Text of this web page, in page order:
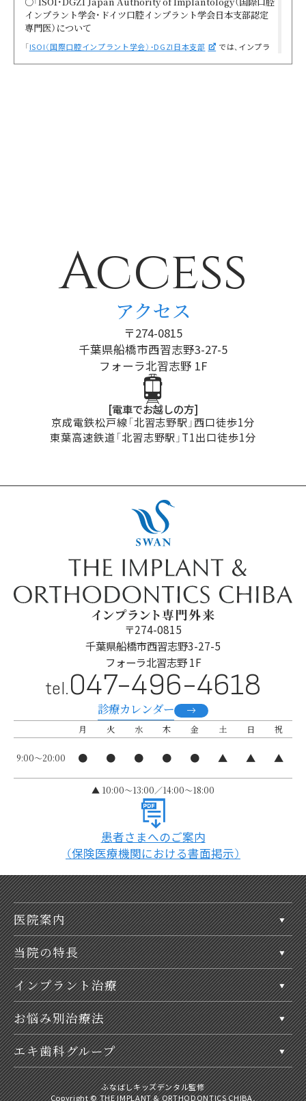
インプラント学会・ドイツ口腔インプラント学会日本支部認定
専門医）について
「ISOI（国際口腔インプラント学会）・DGZI日本支部
では、インプラ
ント医療の水準の維持・向上を図り、国民に適切な医療を提供するため
認定制度規約
」をご覧ください。
ISOI：International Society of Oral Implantology
DGZI：Deutsche Gesellschaft für Zahnärztliche Implantologie
○「The International Congress of Oral Implantologists
Diplomate Fellowship （国際インプラント学会指導医）」につ
一般社団法人 ICOI（国際インプラント学会＝The International
Congress of Oral Implantologists）
いて一定の知識・技術を有しており、適切な診断と治療を行なえる歯科
医師・歯科技工士に対して、「Diplomate Fellowship （指導医）」の資
格を与えています。
・ICOIのActive Memberである。
・最終補綴物を装着後、1年間以上経過しているインプラントが120症例
・過去5年間にICOI学術大会に2回以上参加している。
・過去5年間に生涯研修クレジット時間が250時間以上ある。
・過去5年間にICOI学術大会で2回以上、ポスター、口演、テーブルクリニ
ック発表をしている。
など
◦「Diplomate Fellowship （指導医）」資格保持の条件
・5年ごとに認定の更新を行なう。
・Diplomate Fellowship 資格取得後、継続してICOIのActive Member
・生涯研修クレジットが100時間（うちICOI学術大会参加50時間以上必
修）である。
・ICOI学術大会に1回以上参加する。
・ICOI学術大会でポスター、口演、テーブルクリニック発表を2回以上す
など
ICOI：International Congress of Oral Implantologists
○「インビザラインドクター」について
インビザラインジャパン株式会社は、実践的な内容のコースを受講し、
マウスピース型矯正装置（インビザライン）による治療に必要な知識を
えています。日本国内の歯科医師免許を有しており、5年以上矯正治療
の経験があるなどの受講要件があります。詳しくは「インビザライン・
システム導入コース
」をご確認ください。
○「歯科医師臨床研修指導医」について
厚生労働省は、診療に従事しようとする歯科医師に対し、厚生労働大臣
の指定する病院・診療所などにおいて臨床研修を受けることを義務付
ける「歯科医師臨床研修制度
」を設けています。その研修歯科医に、
一般歯科診療について的確に指導し、適正に評価を行なえる歯科医師
に「歯科医師臨床研修指導医」の資格を与えています。
◦「歯科医師臨床研修指導医」資格取得の条件
・適切な指導体制を有している。
・7年以上の臨床経験を有し、指導歯科医講習会を受講している。また
は、5年以上の臨床経験と日本歯科医学会・専門分科会の認定医・専門医
Access
アクセス
〒274-0815
千葉県船橋市西習志野3-27-5
フォーラ北習志野 1F
[電車でお越しの方]
京成電鉄松戸線「北習志野駅」西口徒歩1分
東葉高速鉄道「北習志野駅」T1出口徒歩1分
〒274-0815
千葉県船橋市西習志野3-27-5
フォーラ北習志野 1F
tel.047-496-4618
診療カレンダー
月 火 水 木 金 土 日 祝
9:00～20:00 ● ● ● ● ● ▲ ▲ ▲
▲ 10:00〜13:00／14:00～18:00
患者さまへのご案内
（保険医療機関における書面掲示）
医院案内
当院の特長
インプラント治療
お悩み別治療法
エキ歯科グループ
ふなばしキッズデンタル監修
Copyright © THE IMPLANT & ORTHODONTICS CHIBA,